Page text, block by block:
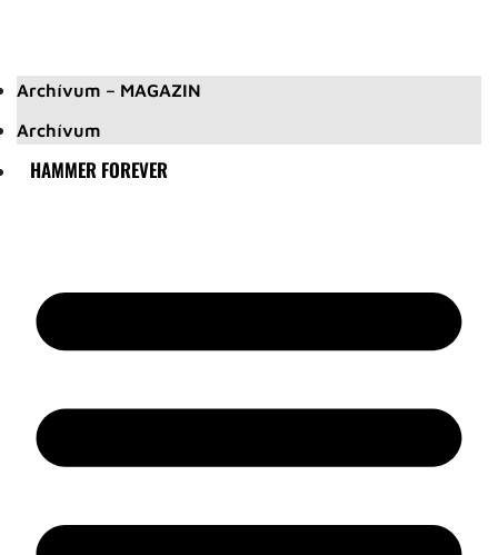
Archívum – MAGAZIN
Archívum
HAMMER FOREVER